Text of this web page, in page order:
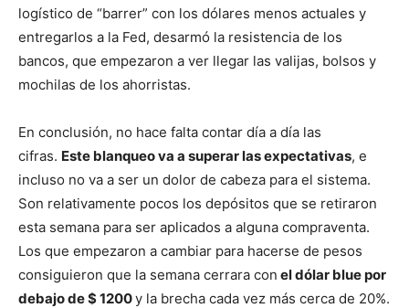
logístico de “barrer” con los dólares menos actuales y
entregarlos a la Fed, desarmó la resistencia de los
bancos, que empezaron a ver llegar las valijas, bolsos y
mochilas de los ahorristas.
En conclusión, no hace falta contar día a día las
cifras. Este blanqueo va a superar las expectativas, e
incluso no va a ser un dolor de cabeza para el sistema.
Son relativamente pocos los depósitos que se retiraron
esta semana para ser aplicados a alguna compraventa.
Los que empezaron a cambiar para hacerse de pesos
consiguieron que la semana cerrara con el dólar blue por
debajo de $ 1200y la brecha cada vez más cerca de 20%.